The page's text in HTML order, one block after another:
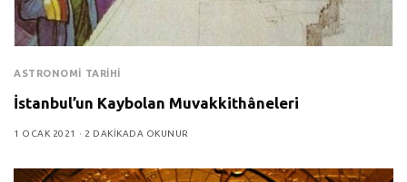
ASTRONOMI TARIHI
İstanbul’un Kaybolan Muvakkithâneleri
1 OCAK 2021 2 DAKIKADA OKUNUR